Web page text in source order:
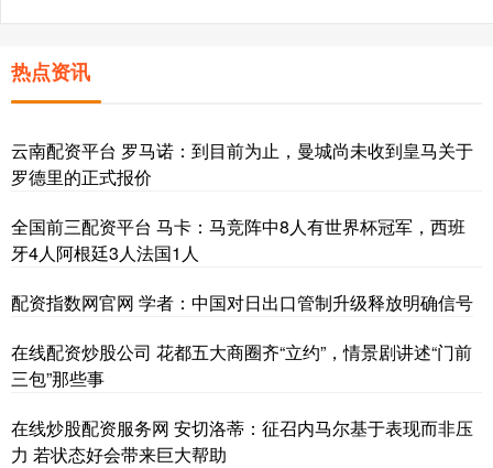
热点资讯
云南配资平台 罗马诺：到目前为止，曼城尚未收到皇马关于
罗德里的正式报价
全国前三配资平台 马卡：马竞阵中8人有世界杯冠军，西班
牙4人阿根廷3人法国1人
配资指数网官网 学者：中国对日出口管制升级释放明确信号
在线配资炒股公司 花都五大商圈齐“立约”，情景剧讲述“门前
三包”那些事
在线炒股配资服务网 安切洛蒂：征召内马尔基于表现而非压
力 若状态好会带来巨大帮助